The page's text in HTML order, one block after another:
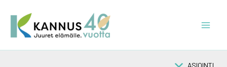
sisältöön
ASIOINTI